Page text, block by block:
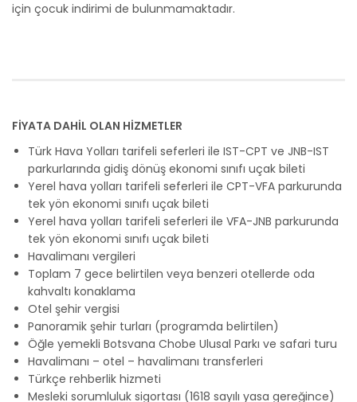
için çocuk indirimi de bulunmamaktadır.
FİYATA DAHİL OLAN HİZMETLER
Türk Hava Yolları tarifeli seferleri ile IST-CPT ve JNB-IST
parkurlarında gidiş dönüş ekonomi sınıfı uçak bileti
Yerel hava yolları tarifeli seferleri ile CPT-VFA parkurunda
tek yön ekonomi sınıfı uçak bileti
Yerel hava yolları tarifeli seferleri ile VFA-JNB parkurunda
tek yön ekonomi sınıfı uçak bileti
Havalimanı vergileri
Toplam 7 gece belirtilen veya benzeri otellerde oda
kahvaltı konaklama
Otel şehir vergisi
Panoramik şehir turları (programda belirtilen)
Öğle yemekli Botsvana Chobe Ulusal Parkı ve safari turu
Havalimanı – otel – havalimanı transferleri
Türkçe rehberlik hizmeti
Mesleki sorumluluk sigortası (1618 sayılı yasa gereğince)